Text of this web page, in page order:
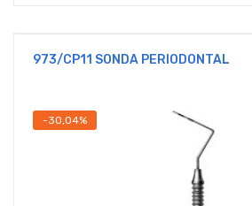
973/CP11 SONDA PERIODONTAL
-30,04%